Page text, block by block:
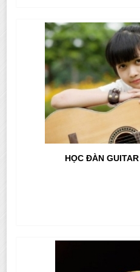
HỌC ĐÀN